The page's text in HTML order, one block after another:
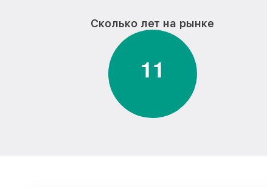
Сколько лет на рынке
11